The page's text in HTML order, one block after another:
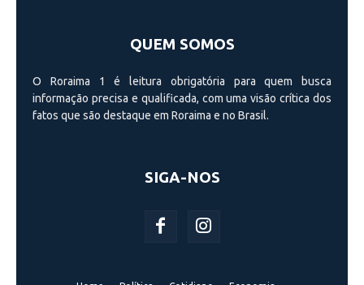
QUEM SOMOS
O Roraima 1 é leitura obrigatória para quem busca
informação precisa e qualificada, com uma visão crí­tica dos
fatos que são destaque em Roraima e no Brasil.
SIGA-NOS